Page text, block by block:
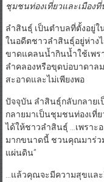
ชุมชนท่องเที่ยวและเมืองที่
ลำสินธุ์​ เป็นตำบลที่ตั้งอยู่ใ
ในอดีตชาวลำสินธุ์อยู่ห่าง
ขาดแคลนน้ำกินน้ำใช้เพร
ลำคลองหรือขุดบ่อบาดาล
สะอาดและไม่เพียงพอ
ปัจจุบัน ลำสินธุ์กลับกลายเ
กลายมาเป็นชุมชนท่องเที่
ได้ให้ชาวลำสินธุ์ …เพราะ
มากขนาดนี้ ชวนคุณมาร่ว
แผ่นดิน”
…แล้วคุณจะมีความสุขแล